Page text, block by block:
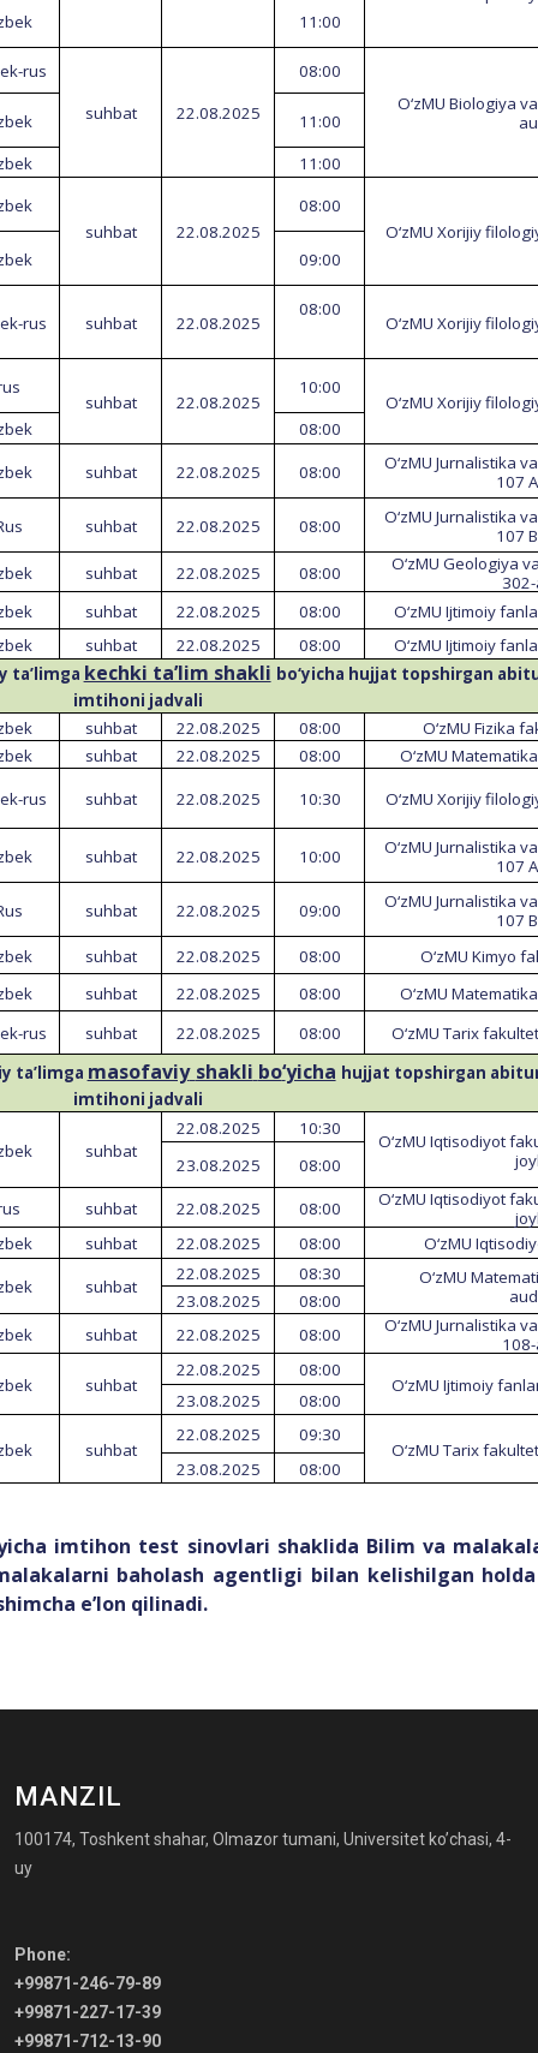
11:00
-rus
suhbat
22.08.2025
08:00
O‘zMU Biologiya
11:00
11:00
suhbat 22.08.2025
08:00
O‘zMU Xorijiy
09:00
-rus suhbat 22.08.2025
08:00
O‘zMU Xorijiy
suhbat 22.08.2025
10:00
O‘zMU Xorijiy
08:00
suhbat 22.08.2025 08:00
O‘zMU Jurnalistika
107
suhbat 22.08.2025 08:00
O‘zMU Jurnalistika
107
suhbat 22.08.2025 08:00
O‘zMU Geologiya
suhbat 22.08.2025 08:00
O‘zMU Ijtimoiy
suhbat 22.08.2025 08:00
O‘zMU Ijtimoiy
ta’limga kechki ta’lim shakli bo‘yicha hujjat topshirgan
imtihoni jadvali
suhbat 22.08.2025 08:00
O‘zMU Fizika
suhbat 22.08.2025 08:00
O‘zMU
-rus suhbat 22.08.2025 10:30 O‘zMU Xorijiy
suhbat 22.08.2025 10:00
O‘zMU Jurnalistika
107
suhbat 22.08.2025 09:00
O‘zMU Jurnalistika
107
suhbat 22.08.2025 08:00
O‘zMU Kimyo
suhbat 22.08.2025 08:00
O‘zMU
-rus suhbat 22.08.2025 08:00 O‘zMUTarix
ta’limga masofaviy shakli bo‘yicha hujjat topshirgan
imtihoni jadvali
suhbat
22.08.2025 10:30
O‘zMU Iqtisodiyot
23.08.2025
08:00
suhbat 22.08.2025 08:00 O‘zMU Iqtisodiyot
suhbat 22.08.2025 08:00
O‘zMU
suhbat
22.08.2025 08:30 O‘zMU
23.08.2025 08:00
suhbat 22.08.2025 08:00
O‘zMU Jurnalistika
suhbat
22.08.2025 08:00
O‘zMU Ijtimoiy
23.08.2025 08:00
suhbat
22.08.2025 09:30
O‘zMUTarix
23.08.2025
08:00
imtihon test sinovlari shaklida Bilim va
baholash agentligi bilan kelishilgan
e’lon qilinadi.
MANZIL
100174, Toshkent shahar, Olmazor tumani, Universitet ko’chasi, 4-
uy
Phone:
+99871-246-79-89
+99871-227-17-39
+99871-712-13-90